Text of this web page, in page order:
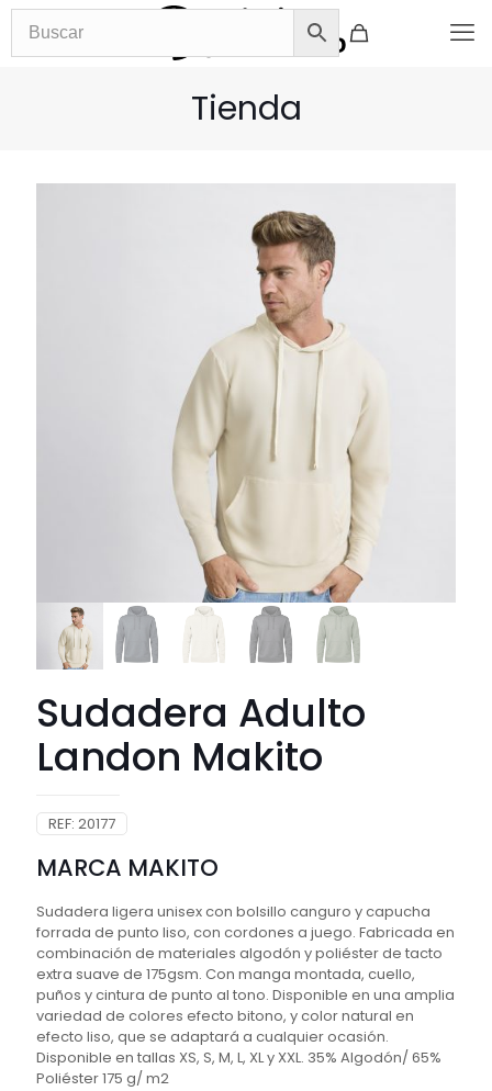
Tienda
Sudadera Adulto
Landon Makito
REF: 20177
MARCA MAKITO
Sudadera ligera unisex con bolsillo canguro y capucha
forrada de punto liso, con cordones a juego. Fabricada en
combinación de materiales algodón y poliéster de tacto
extra suave de 175gsm. Con manga montada, cuello,
puños y cintura de punto al tono. Disponible en una amplia
variedad de colores efecto bitono, y color natural en
efecto liso, que se adaptará a cualquier ocasión.
Disponible en tallas XS, S, M, L, XL y XXL. 35% Algodón/ 65%
Poliéster 175 g/ m2